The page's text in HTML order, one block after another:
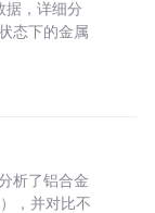
据，详细分
态下的金属
析了铝合金
，并对比不